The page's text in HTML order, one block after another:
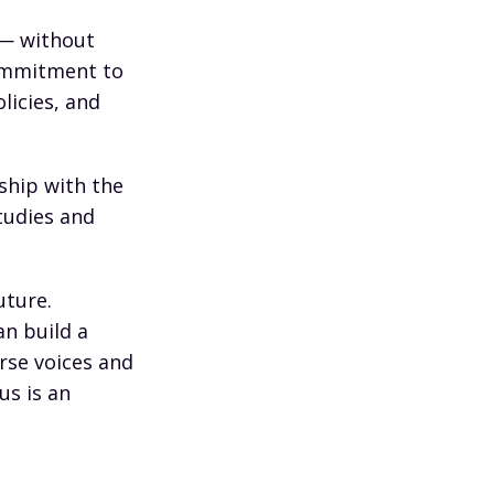
without
to
and
with the
and
build a
voices and
is an